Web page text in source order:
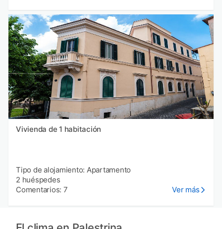
Vivienda de 1 habitación
Tipo de alojamiento: Apartamento
2 huéspedes
Comentarios: 7
Ver más